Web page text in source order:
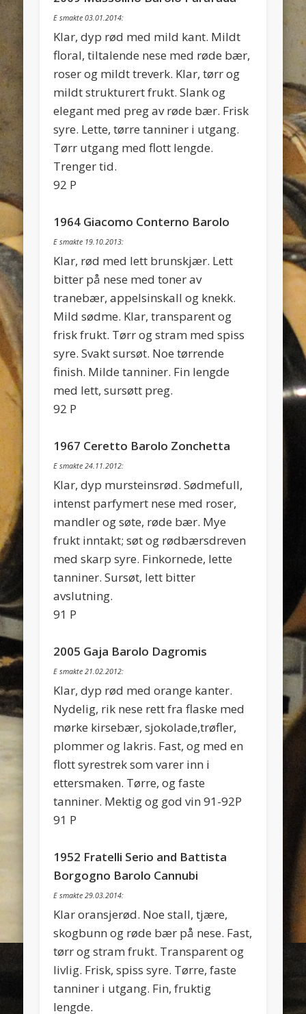
E smakte 03.01.2014:
Klar, dyp rød med mild kant. Mildt
floral, tiltalende nese med røde bær,
roser og mildt treverk. Klar, tørr og
mildt strukturert frukt. Slank og
elegant med preg av røde bær. Frisk
syre. Lette, tørre tanniner i utgang.
Tørr utgang med flott lengde.
Trenger tid.
92 P
1964 Giacomo Conterno Barolo
E smakte 19.10.2013:
Klar, rød med lett brunskjær. Lett
bitter på nese med toner av
tranebær, appelsinskall og knekk.
Mild sødme. Klar, transparent og
frisk frukt. Tørr og stram med spiss
syre. Svakt sursøt. Noe tørrende
finish. Milde tanniner. Fin lengde
med lett, sursøtt preg.
92 P
1967 Ceretto Barolo Zonchetta
E smakte 24.11.2012:
Klar, dyp mursteinsrød. Sødmefull,
intenst parfymert nese med roser,
mandler og søte, røde bær. Mye
frukt inntakt; søt og rødbærsdreven
med skarp syre. Finkornede, lette
tanniner. Sursøt, lett bitter
avslutning.
91 P
2005 Gaja Barolo Dagromis
E smakte 21.02.2012:
Klar, dyp rød med orange kanter.
Nydelig, rik nese rett fra flaske med
mørke kirsebær, sjokolade,trøfler,
plommer og lakris. Fast, og med en
flott syrestrek som varer inn i
ettersmaken. Tørre, og faste
tanniner. Mektig og god vin 91-92P
91 P
1952 Fratelli Serio and Battista
Borgogno Barolo Cannubi
E smakte 29.03.2014:
Klar oransjerød. Noe stall, tjære,
skogbunn og røde bær på nese. Fast,
tørr og stram frukt. Transparent og
livlig. Frisk, spiss syre. Tørre, faste
tanniner i utgang. Fin, fruktig
lengde.